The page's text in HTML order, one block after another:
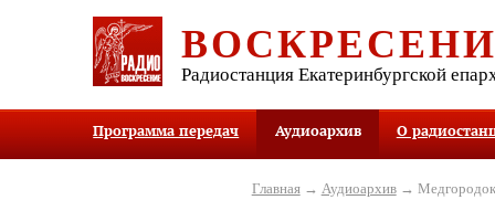
Радиостанция Екатеринбургской
Программа передач Аудиоархив О
Главная→ Аудиоархив→ Медгородок